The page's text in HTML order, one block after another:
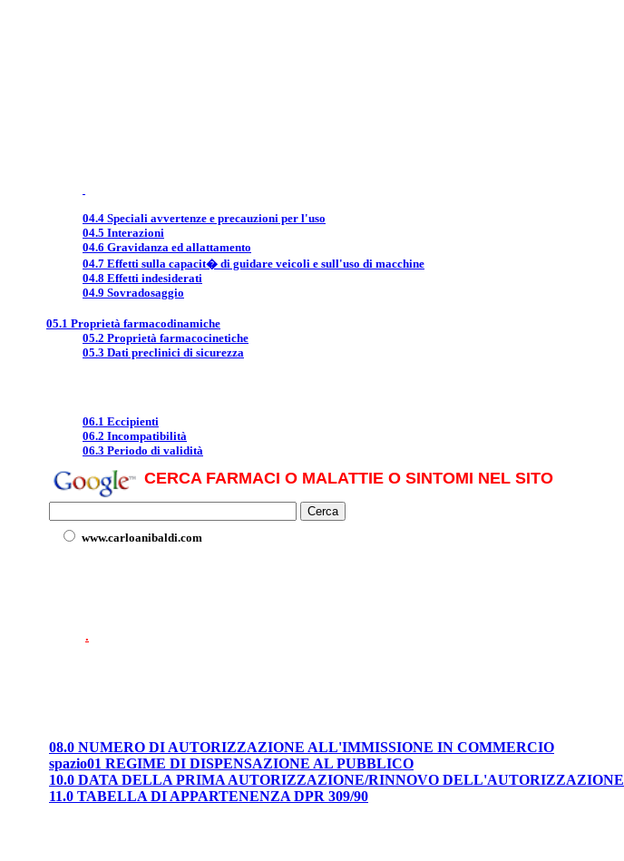
04.4 Speciali avvertenze e precauzioni per l'uso
04.5 Interazioni
04.6 Gravidanza ed allattamento
04.7 Effetti sulla capacit� di guidare veicoli e sull'uso di macchine
04.8 Effetti indesiderati
04.9 Sovradosaggio
05.1 Proprietà farmacodinamiche
05.2 Proprietà farmacocinetiche
05.3 Dati preclinici di sicurezza
06.1 Eccipienti
06.2 Incompatibilità
06.3 Periodo di validità
CERCA FARMACI O MALATTIE O SINTOMI NEL SITO
www.carloanibaldi.com
.
08.0 NUMERO DI AUTORIZZAZIONE ALL'IMMISSIONE IN COMMERCIO
spazio01 REGIME DI DISPENSAZIONE AL PUBBLICO
10.0 DATA DELLA PRIMA AUTORIZZAZIONE/RINNOVO DELL'AUTORIZZAZIONE
11.0 TABELLA DI APPARTENENZA DPR 309/90